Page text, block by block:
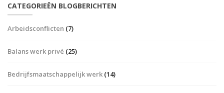
CATEGORIEËN BLOGBERICHTEN
Arbeidsconflicten (7)
Balans werk privé (25)
Bedrijfsmaatschappelijk werk (14)